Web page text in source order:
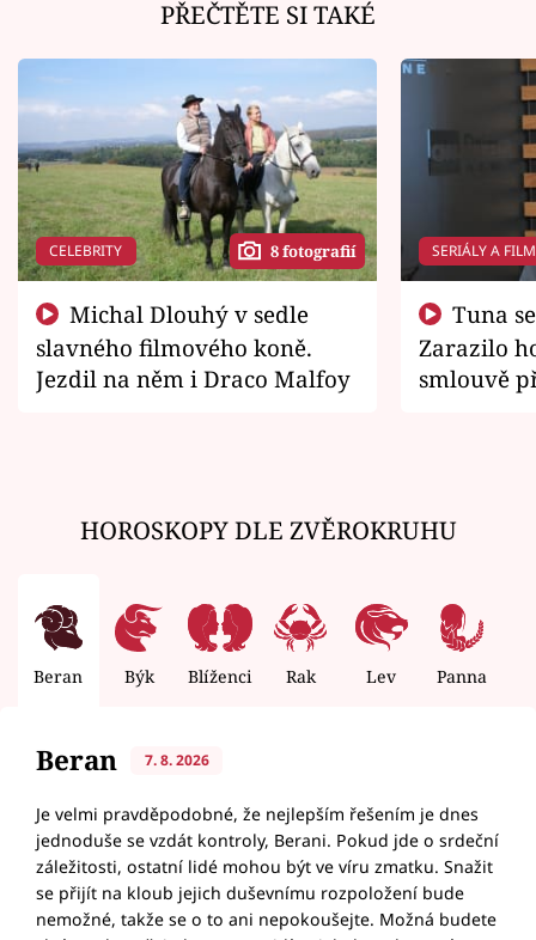
PŘEČTĚTE SI TAKÉ
CELEBRITY 8 fotografií
slavného filmového koně.
Jezdil na něm i Draco Malfoy
SERIÁLY A
Zarazilo
smlouvě
HOROSKOPY DLE ZVĚROKRUHU
Beran Býk Blíženci Rak Lev Panna
Beran 7. 8. 2026
Je velmi pravděpodobné, že nejlepším řešením je dnes
jednoduše se vzdát kontroly, Berani. Pokud jde o srdeční
záležitosti, ostatní lidé mohou být ve víru zmatku. Snažit
se přijít na kloub jejich duševnímu rozpoložení bude
nemožné, takže se o to ani nepokoušejte. Možná budete